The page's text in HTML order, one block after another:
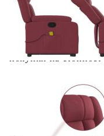
поръчката без
400 лв. / €204,52
Плащане на 4
поръчката си на
разделя на 3 равни
покупки на
покупки на